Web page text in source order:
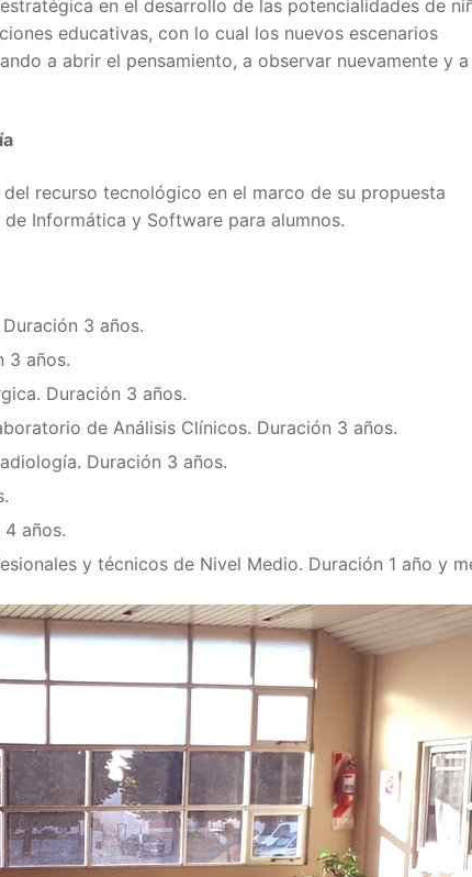
en el desarrollo de las potencialidades de
educativas, con lo cual los nuevos escenarios
a abrir el pensamiento, a observar nuevamente y a
recurso tecnológico en el marco de su propuesta
Informática y Software para alumnos.
3 años.
3 años.
Duración 3 años.
de Análisis Clínicos. Duración 3 años.
Duración 3 años.
años.
y técnicos de Nivel Medio. Duración 1 año y